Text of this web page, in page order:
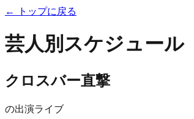
← トップに戻る
芸人別スケジュール
クロスバー直撃
の出演ライブ